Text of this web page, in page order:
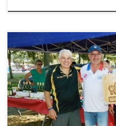
L’Open pétanque disputé
des Sapeurs-Pompiers basé
pour une première. Grace à
l’UDSP 31 et de sa
présents ont apprécié cette
est venu ternir légèrement le […]